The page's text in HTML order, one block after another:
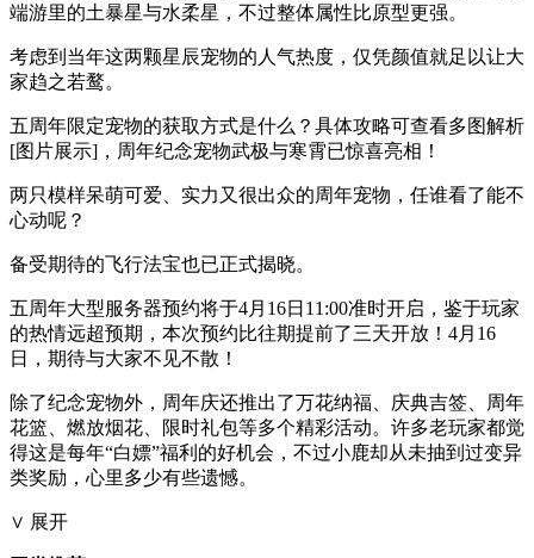
端游里的土暴星与水柔星，不过整体属性比原型更强。
考虑到当年这两颗星辰宠物的人气热度，仅凭颜值就足以让大
家趋之若鹜。
五周年限定宠物的获取方式是什么？具体攻略可查看多图解析
[图片展示]，周年纪念宠物武极与寒霄已惊喜亮相！
两只模样呆萌可爱、实力又很出众的周年宠物，任谁看了能不
心动呢？
备受期待的飞行法宝也已正式揭晓。
五周年大型服务器预约将于4月16日11:00准时开启，鉴于玩家
的热情远超预期，本次预约比往期提前了三天开放！4月16
日，期待与大家不见不散！
除了纪念宠物外，周年庆还推出了万花纳福、庆典吉签、周年
花篮、燃放烟花、限时礼包等多个精彩活动。许多老玩家都觉
得这是每年“白嫖”福利的好机会，不过小鹿却从未抽到过变异
类奖励，心里多少有些遗憾。
∨ 展开